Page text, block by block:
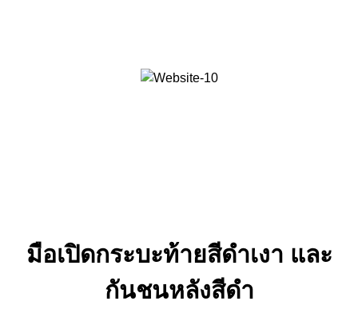
มือเปิดกระบะท้ายสีดําเงา และ
กันชนหลังสีดํา